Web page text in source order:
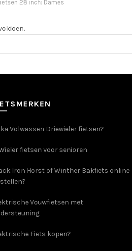
28 inch: Dames
Volwassen Driewieler fietsen?
fietsen voor senioren
Iron Horst of Winther Bakfiets online
Vouwfietsen met
Fiets kopen?